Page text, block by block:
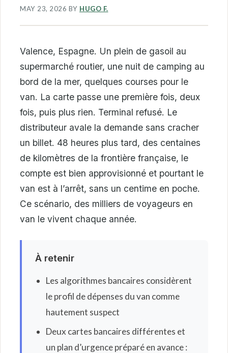
MAY 23, 2026 BY HUGO F.
Valence, Espagne. Un plein de gasoil au
supermarché routier, une nuit de camping au
bord de la mer, quelques courses pour le
van. La carte passe une première fois, deux
fois, puis plus rien. Terminal refusé. Le
distributeur avale la demande sans cracher
un billet. 48 heures plus tard, des centaines
de kilomètres de la frontière française, le
compte est bien approvisionné et pourtant le
van est à l’arrêt, sans un centime en poche.
Ce scénario, des milliers de voyageurs en
van le vivent chaque année.
À retenir
Les algorithmes bancaires considèrent
le profil de dépenses du van comme
hautement suspect
Deux cartes bancaires différentes et
un plan d’urgence préparé en avance :